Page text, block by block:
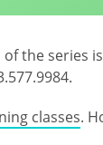
of the
classes.